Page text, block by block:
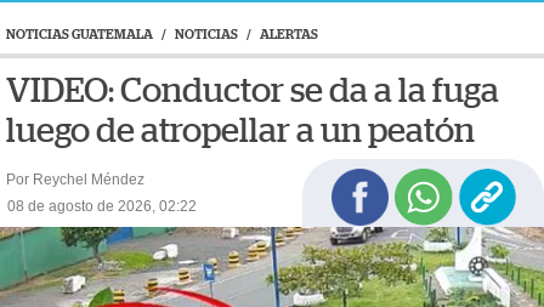
NOTICIAS GUATEMALA / NOTICIAS / ALERTAS
VIDEO: Conductor se da a la fuga
luego de atropellar a un peatón
Por Reychel Méndez
08 de agosto de 2026, 02:22